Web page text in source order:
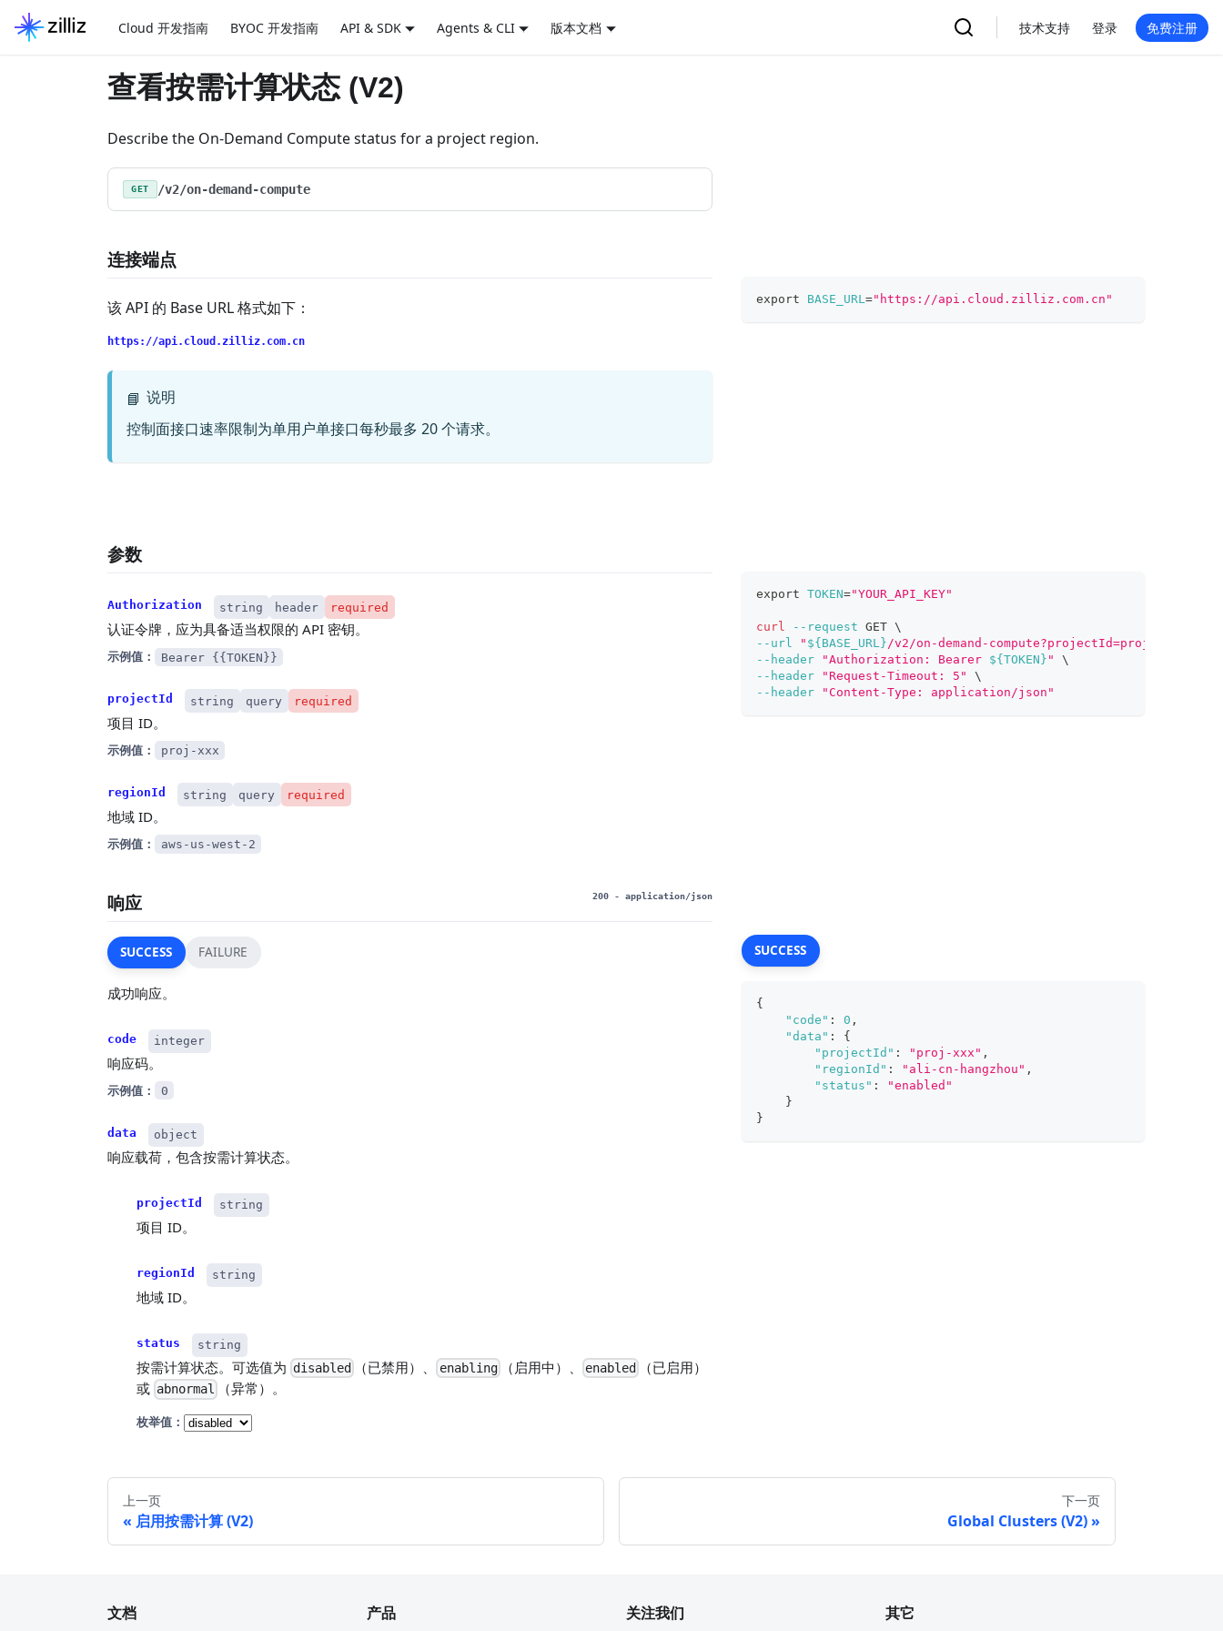
Cloud 开发指南 BYOC 开发指南 API & SDK Agents & CLI 版本文档 技术支持 登录 免费注册
查看按需计算状态 (V2)
Describe the On-Demand Compute status for a project region.
GET /v2/on-demand-compute
连接端点
该 API 的 Base URL 格式如下：
https://api.cloud.zilliz.com.cn
📘 说明
控制面接口速率限制为单用户单接口每秒最多 20 个请求。
export BASE_URL="https://api.cloud.zilliz.com.cn"
参数
Authorization string header required
认证令牌，应为具备适当权限的 API 密钥。
示例值： Bearer {{TOKEN}}
projectId string query required
项目 ID。
示例值： proj-xxx
regionId string query required
地域 ID。
示例值： aws-us-west-2
export TOKEN="YOUR_API_KEY"
curl --request GET \
--url
" ${BASE_URL}/v2/on-demand-compute?projectId=proj-
--header
"Authorization: Bearer ${TOKEN} "
\
--header
"Request-Timeout: 5"
\
--header
"Content-Type: application/json"
响应 200 - application/json
SUCCESS
成功响应。
code integer
响应码。
示例值： 0
data object
响应载荷，包含按需计算状态。
projectId string
项目 ID。
regionId string
地域 ID。
status string
按需计算状态。可选值为 disabled （已禁用）、 enabling（启用中）、 enabled
（已启用）
或 abnormal （异常）。
枚举值：
FAILURE SUCCESS
{
"code" : 0 ,
"data" :
{
"projectId" : "proj-xxx" ,
"regionId" : "ali-cn-hangzhou" ,
"status" :
"enabled"
}
}
上一页
启用按需计算 (V2)
下一页
Global Clusters (V2)
文档 产品 关注我们 其它